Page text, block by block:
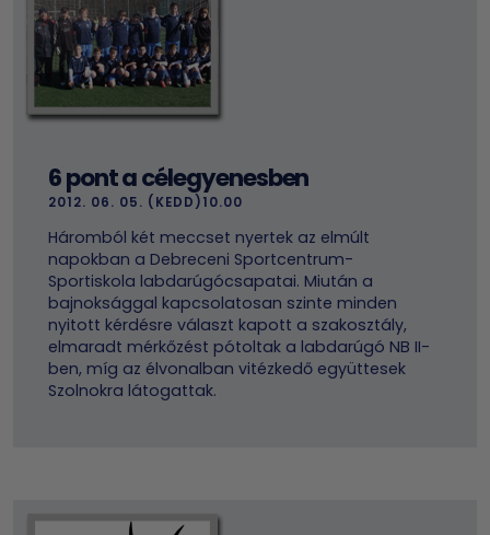
6 pont a célegyenesben
2012. 06. 05. (KEDD)10.00
Háromból két meccset nyertek az elmúlt
napokban a Debreceni Sportcentrum-
Sportiskola labdarúgócsapatai. Miután a
bajnoksággal kapcsolatosan szinte minden
nyitott kérdésre választ kapott a szakosztály,
elmaradt mérkőzést pótoltak a labdarúgó NB II-
ben, míg az élvonalban vitézkedő együttesek
Szolnokra látogattak.